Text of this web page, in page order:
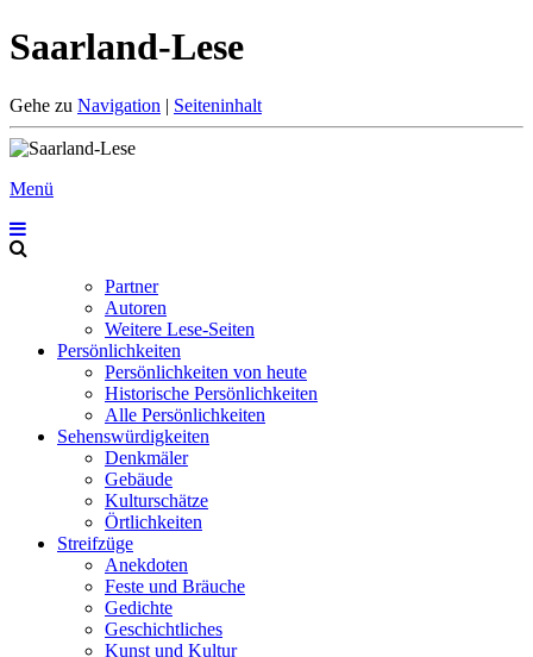
Saarland-Lese
Gehe zu Navigation | Seiteninhalt
Menü
Partner
Autoren
Weitere Lese-Seiten
Persönlichkeiten
Persönlichkeiten von heute
Historische Persönlichkeiten
Alle Persönlichkeiten
Sehenswürdigkeiten
Denkmäler
Gebäude
Kulturschätze
Örtlichkeiten
Streifzüge
Anekdoten
Feste und Bräuche
Gedichte
Geschichtliches
Kunst und Kultur